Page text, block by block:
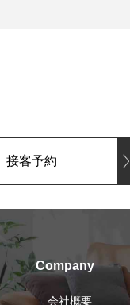
接客予約
Company
会社概要